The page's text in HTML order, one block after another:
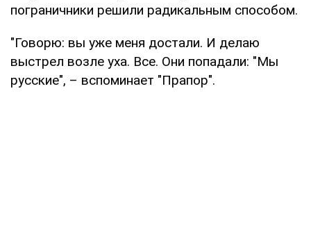
пограничники решили радикальным способом.
"Говорю: вы уже меня достали. И делаю
выстрел возле уха. Все. Они попадали: "Мы
русские", – вспоминает "Прапор".